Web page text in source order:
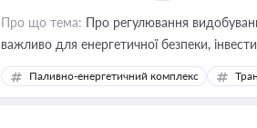
Про що тема: Про регулювання
важливо для енергетичної безпеки,
Паливно-енергетичний комплекс